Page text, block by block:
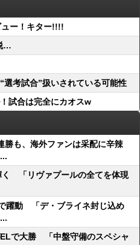
ー！キター!!!!
…
選考試合”扱いされている可能性
試合は完全にカオスw
勝も、海外ファンは采配に辛辣
く 「リヴァプールの全てを体現
躍動 「デ・ブライネ封じ込め
で大勝 「中盤守備のスペシャ